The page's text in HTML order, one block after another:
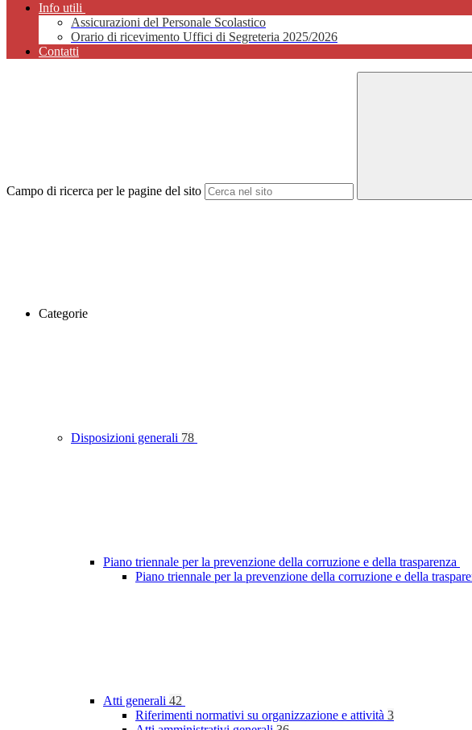
Info utili
Assicurazioni del Personale Scolastico
Orario di ricevimento Uffici di Segreteria 2025/2026
Contatti
Campo di ricerca per le pagine del sito
Categorie
Disposizioni generali 78
Piano triennale per la prevenzione della corruzione e della trasparenza
Piano triennale per la prevenzione della corruzione e della
Atti generali 42
Riferimenti normativi su organizzazione e attività 3